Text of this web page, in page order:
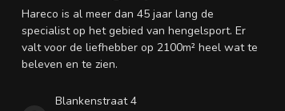
Hareco is al meer dan 45 jaar lang de
specialist op het gebied van hengelsport. Er
valt voor de liefhebber op 2100m² heel wat te
beleven en te zien.
Blankenstraat 4